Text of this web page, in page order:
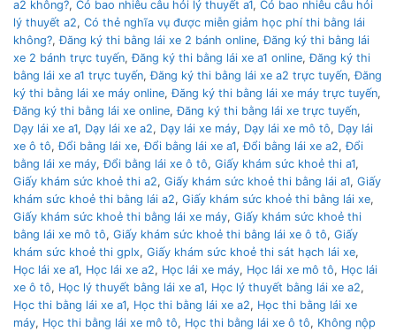
a2 không?, Có bao nhiêu câu hỏi lý thuyết a1, Có bao nhiêu câu hỏi
lý thuyết a2, Có thẻ nghĩa vụ được miễn giảm học phí thi bằng lái
không?,Đăng ký thi bằng lái xe 2 bánh online,Đăng ký thi bằng lái
xe 2 bánh trực tuyến,Đăng ký thi bằng lái xe a1 online,Đăng ký thi
bằng lái xe a1 trực tuyến,Đăng ký thi bằng lái xe a2 trực tuyến,Đăng
ký thi bằng lái xe máy online,Đăng ký thi bằng lái xe máy trực tuyến,
Đăng ký thi bằng lái xe online,Đăng ký thi bằng lái xe trực tuyến,
Dạy lái xe a1, Dạy lái xe a2, Dạy lái xe máy, Dạy lái xe mô tô, Dạy lái
xe ô tô,Đổi bằng lái xe,Đổi bằng lái xe a1,Đổi bằng lái xe a2,Đổi
bằng lái xe máy,Đổi bằng lái xe ô tô, Giấy khám sức khoẻ thi a1,
Giấy khám sức khoẻ thi a2, Giấy khám sức khoẻ thi bằng lái a1, Giấy
khám sức khoẻ thi bằng lái a2, Giấy khám sức khoẻ thi bằng lái xe,
Giấy khám sức khoẻ thi bằng lái xe máy, Giấy khám sức khoẻ thi
bằng lái xe mô tô, Giấy khám sức khoẻ thi bằng lái xe ô tô, Giấy
khám sức khoẻ thi gplx, Giấy khám sức khoẻ thi sát hạch lái xe,
Học lái xe a1, Học lái xe a2, Học lái xe máy, Học lái xe mô tô, Học lái
xe ô tô, Học lý thuyết bằng lái xe a1, Học lý thuyết bằng lái xe a2,
Học thi bằng lái xe a1, Học thi bằng lái xe a2, Học thi bằng lái xe
máy, Học thi bằng lái xe mô tô, Học thi bằng lái xe ô tô, Không nộp